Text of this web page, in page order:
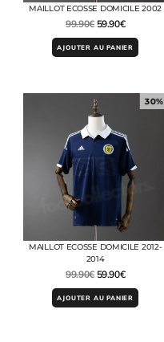
MAILLOT ECOSSE DOMICILE 2002
99.90€ 59.90€
AJOUTER AU PANIER
30%
MAILLOT ECOSSE DOMICILE 2012-
2014
99.90€ 59.90€
AJOUTER AU PANIER